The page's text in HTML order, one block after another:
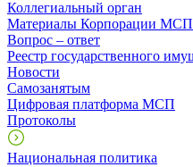
Коллегиальный орган
Материалы Корпорации МСП
Вопрос – ответ
Реестр государственного
Новости
Самозанятым
Цифровая платформа МСП
Протоколы
Национальная политика